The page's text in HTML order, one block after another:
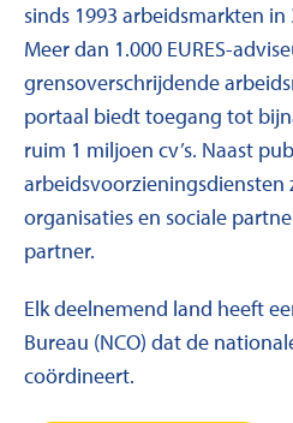
sinds 1993 arbeidsmarkten in
Meer dan 1.000 EURES-
grensoverschrijdende
portaal biedt toegang tot
ruim 1 miljoen cv’s. Naast
arbeidsvoorzieningsdiensten
organisaties en sociale
partner.
Elk deelnemend land heeft
Bureau (NCO) dat de
coördineert.